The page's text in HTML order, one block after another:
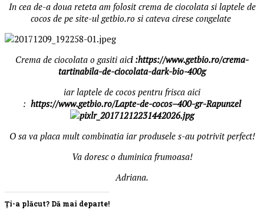
In cea de-a doua reteta am folosit crema de ciocolata si laptele de
cocos de pe site-ul getbio.ro si cateva cirese congelate
Crema de ciocolata o gasiti aici :https://www.getbio.ro/crema-
tartinabila-de-ciocolata-dark-bio-400g
iar laptele de cocos pentru frisca aici
: https://www.getbio.ro/Lapte-de-cocos–400-gr-Rapunzel
O sa va placa mult combinatia iar produsele s-au potrivit perfect!
Va doresc o duminica frumoasa!
Adriana.
Ți-a plăcut? Dă mai departe!